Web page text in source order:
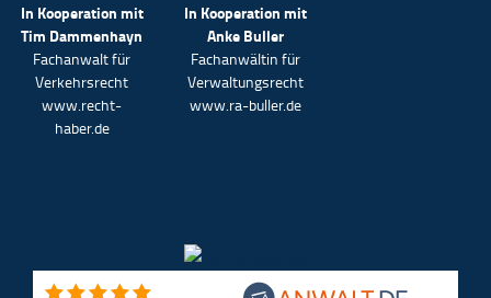
In Kooperation mit
Tim Dammenhayn
Fachanwalt für
Verkehrsrecht
www.recht-
haber.de
In Kooperation mit
Anke Buller
Fachanwältin für
Verwaltungsrecht
www.ra-buller.de